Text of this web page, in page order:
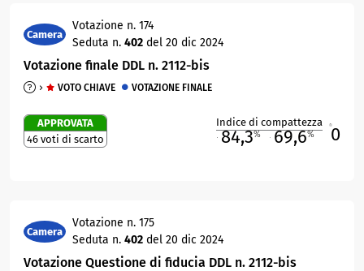
Camera
Votazione n. 174
Seduta n. 402 del 20 dic 2024
Votazione finale DDL n. 2112-bis
VOTO CHIAVE VOTAZIONE FINALE
APPROVATA
46 voti di scarto
Indice di compattezza
84,3% 69,6% 0
Camera
Votazione n. 175
Seduta n. 402 del 20 dic 2024
Votazione Questione di fiducia DDL n. 2112-bis